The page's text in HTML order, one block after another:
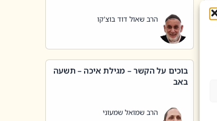
הרב שאול דוד בוצ'קו
בוכים על הקשר – מגילת איכה – תשעה
באב
הרב שמואל שמעוני